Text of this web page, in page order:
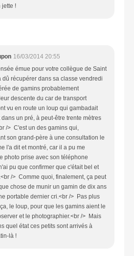
jette !
16/03/2014 20:55
émue pour votre collègue de Saint
dû récupérer dans sa classe vendredi
de gamins probablement
descente du car de transport
vu en route un loup qui gambadait
un pré, à peut-être trente mètres
/> C'est un des gamins qui,
son grand-père à une consultation le
l'a dit et montré, car il a pu me
photo prise avec son téléphone
pu que confirmer que c'était bel et
/> Comme quoi, finalement, ça peut
chose de munir un gamin de dix ans
portable dernier cri.<br /> Pas plus
le loup, pour que les gamins aient le
et le photographier.<br /> Mais
quel état ces petits sont arrivés à
là !